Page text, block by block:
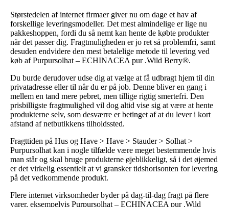
Størstedelen af internet firmaer giver nu om dage et hav af
forskellige leveringsmodeller. Det mest almindelige er lige nu
pakkeshoppen, fordi du så nemt kan hente de købte produkter
når det passer dig. Fragtmuligheden er jo ret så problemfri, samt
desuden endvidere den mest betalelige metode til levering ved
køb af Purpursolhat – ECHINACEA pur .Wild Berry®.
Du burde derudover udse dig at vælge at få udbragt hjem til din
privatadresse eller til når du er på job. Denne bliver en gang i
mellem en tand mere pebret, men tillige rigtig smertefri. Den
prisbilligste fragtmulighed vil dog altid vise sig at være at hente
produkterne selv, som desværre er betinget af at du lever i kort
afstand af netbutikkens tilholdssted.
Fragttiden på Hus og Have > Have > Stauder > Solhat >
Purpursolhat kan i nogle tilfælde være meget bestemmende hvis
man står og skal bruge produkterne øjeblikkeligt, så i det øjemed
er det virkelig essentielt at vi gransker tidshorisonten for levering
på det vedkommende produkt.
Flere internet virksomheder byder på dag-til-dag fragt på flere
varer, eksempelvis Purpursolhat – ECHINACEA pur .Wild